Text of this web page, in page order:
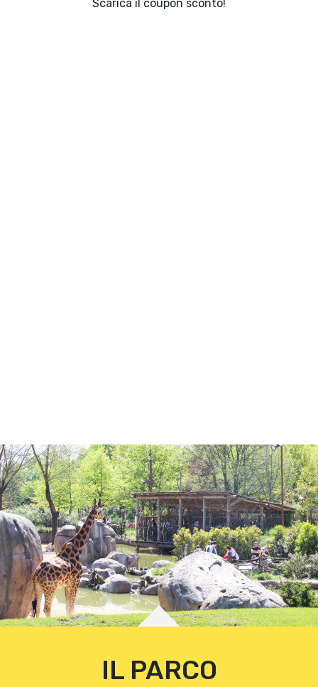
Scarica il coupon sconto!
IL PARCO